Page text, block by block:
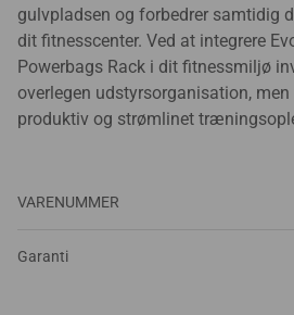
gulvpladsen og forbedrer samtidig
dit fitnesscenter. Ved at integrere
Powerbags Rack i dit fitnessmiljø
overlegen udstyrsorganisation,
produktiv og strømlinet
VARENUMMER
Garanti